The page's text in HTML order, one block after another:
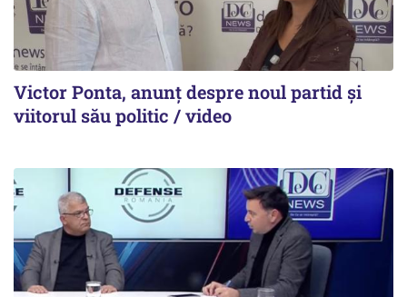
Victor Ponta, anunț despre noul partid și
viitorul său politic / video